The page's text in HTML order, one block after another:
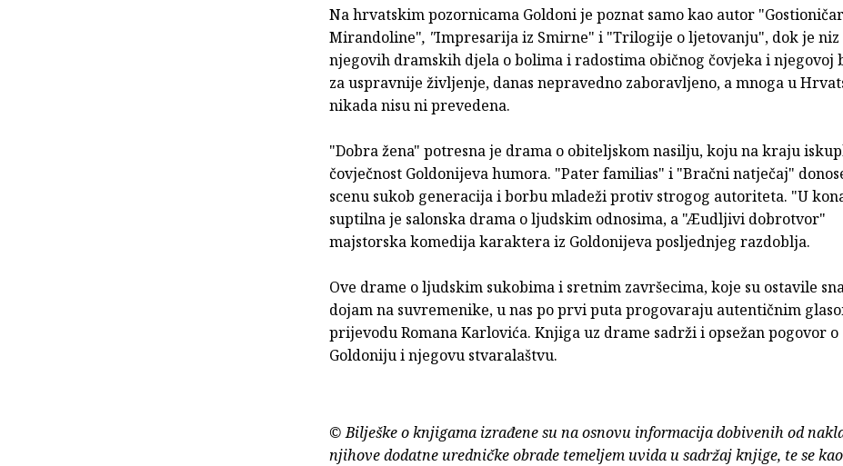
Na hrvatskim pozornicama Goldoni je poznat samo kao autor
Mirandoline", "Impresarija iz Smirne" i "Trilogije o ljetovanju", dok je niz
njegovih dramskih djela o bolima i radostima običnog čovjeka i njegovoj
za uspravnije življenje, danas nepravedno zaboravljeno, a mnoga u
nikada nisu ni prevedena.
"Dobra žena" potresna je drama o obiteljskom nasilju, koju na kraju
čovječnost Goldonijeva humora. "Pater familias" i "Bračni natječaj"
scenu sukob generacija i borbu mladeži protiv strogog autoriteta. "U
suptilna je salonska drama o ljudskim odnosima, a "Æudljivi dobrotvor"
majstorska komedija karaktera iz Goldonijeva posljednjeg razdoblja.
Ove drame o ljudskim sukobima i sretnim završecima, koje su ostavile
dojam na suvremenike, u nas po prvi puta progovaraju autentičnim
prijevodu Romana Karlovića. Knjiga uz drame sadrži i opsežan pogovor o
Goldoniju i njegovu stvaralaštvu.
© Bilješke o knjigama izrađene su na osnovu informacija dobivenih od
njihove dodatne uredničke obrade temeljem uvida u sadržaj knjige, te se